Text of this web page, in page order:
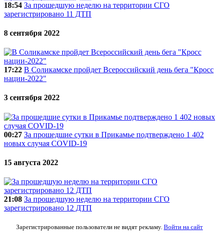
18:54 За прошедшую неделю на территории СГО
зарегистрировано 11 ДТП
8 сентября 2022
17:22 В Соликамске пройдет Всероссийский день бега "Кросс
нации-2022"
3 сентября 2022
00:27 За прошедшие сутки в Прикамье подтверждено 1 402
новых случая COVID-19
15 августа 2022
21:08 За прошедшую неделю на территории СГО
зарегистрировано 12 ДТП
Зарегистрированные пользователи не видят рекламу. Войти на сайт